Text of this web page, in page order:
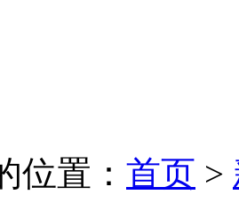
位置： 首页 >